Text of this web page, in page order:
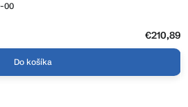
00
€210,89
Do košíka